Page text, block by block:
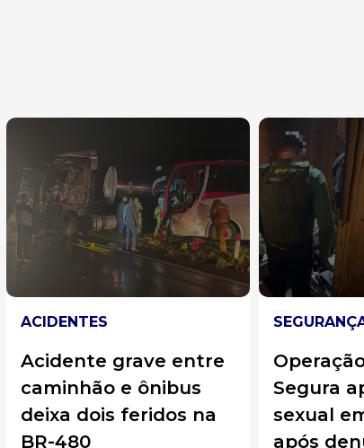
ACIDENTES
Acidente grave entre
caminhão e ônibus
deixa dois feridos na
BR-480
Segura
sexual
após